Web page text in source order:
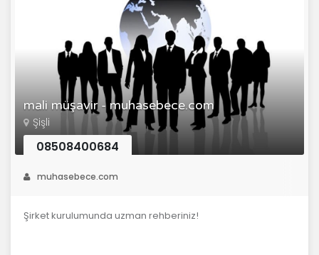
mali müşavir - muhasebece.com
Şişli
08508400684
muhasebece.com
Şirket kurulumunda uzman rehberiniz!